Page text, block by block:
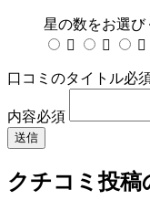
星の数をお選び

 
口コミのタイトル必
内容必須
クチコミ投稿